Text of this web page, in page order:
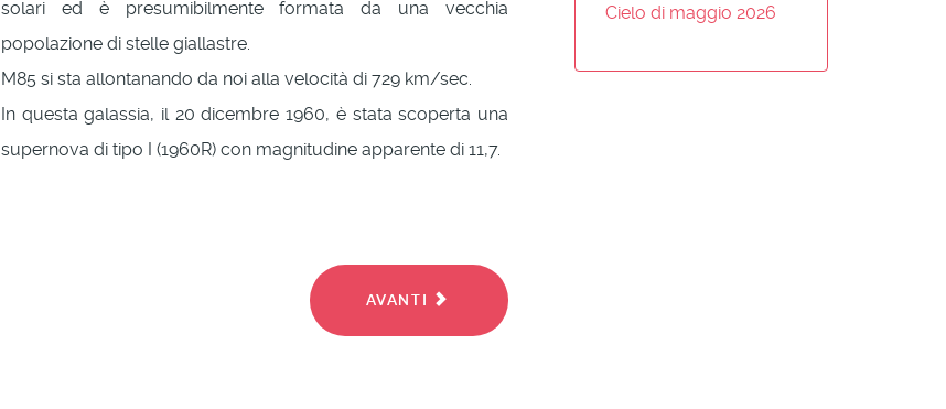
solari ed è presumibilmente formata da una vecchia
popolazione di stelle giallastre.
M85 si sta allontanando da noi alla velocità di 729 km/sec.
In questa galassia, il 20 dicembre 1960, è stata scoperta una
supernova di tipo I (1960R) con magnitudine apparente di 11,7.
AVANTI
Cielo di maggio 2026